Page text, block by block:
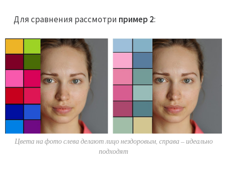
Для сравнения рассмотри пример 2:
Цвета на фото слева делают лицо нездоровым, справа – идеально
подходят